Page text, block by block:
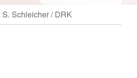
S. Schleicher / DRK